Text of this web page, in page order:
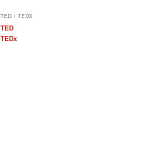
TED / TEDX
TED
TEDx